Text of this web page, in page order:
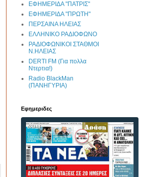
ΕΦΗΜΕΡΙΔΑ "ΠΑΤΡΙΣ"
ΕΦΗΜΕΡΙΔΑ "ΠΡΩΤΗ"
ΠΕΡΣΑΙΝΑ ΗΛΕΙΑΣ
ΕΛΛΗΝΙΚΟ ΡΑΔΙΟΦΩΝΟ
ΡΑΔΙΟΦΩΝΙΚΟΙ ΣΤΑΘΜΟΙ
Ν.ΗΛΕΙΑΣ
DERTI FM (Για πολλα
Ντερτια!)
Radio BlackMan
(ΠΑΝΗΓΥΡΙΑ)
Εφημεριδες